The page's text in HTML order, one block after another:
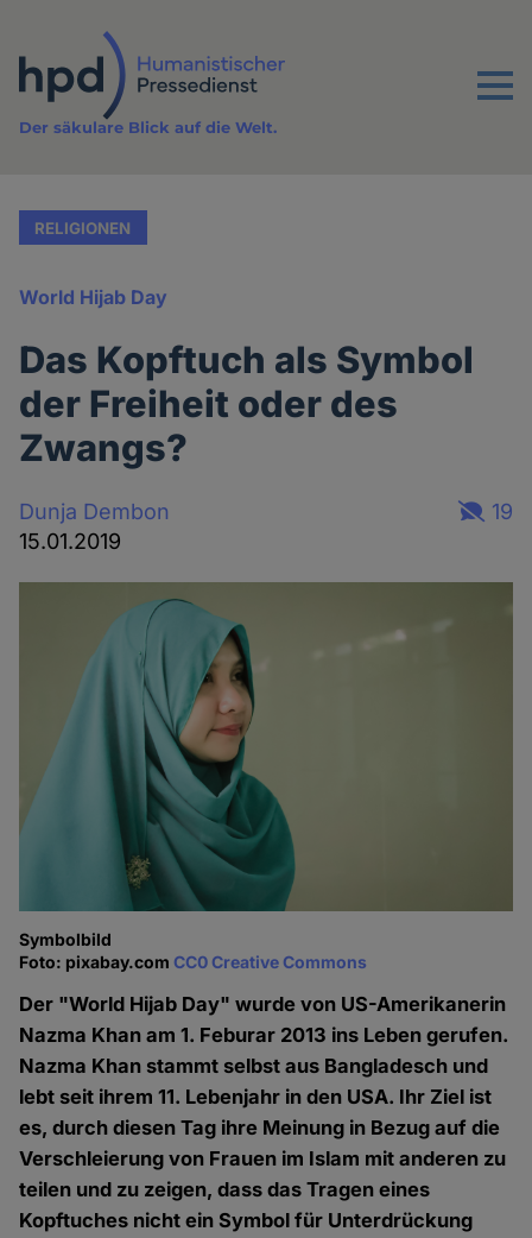
Inhalt
Menu
Der säkulare Blick auf die Welt.
RELIGIONEN
World Hijab Day
Das Kopftuch als Symbol
der Freiheit oder des
Zwangs?
Dunja Dembon
15.01.2019
19
Symbolbild
Foto: pixabay.comCC0 Creative Commons
Der "World Hijab Day" wurde von US-Amerikanerin
Nazma Khan am 1. Feburar 2013 ins Leben gerufen.
Nazma Khan stammt selbst aus Bangladesch und
lebt seit ihrem 11. Lebenjahr in den USA. Ihr Ziel ist
es, durch diesen Tag ihre Meinung in Bezug auf die
Verschleierung von Frauen im Islam mit anderen zu
teilen und zu zeigen, dass das Tragen eines
Kopftuches nicht ein Symbol für Unterdrückung